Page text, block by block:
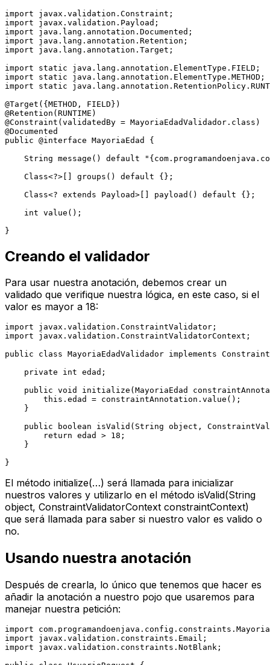
import
import
import
import
import java.lang.annotation.Target;
import
static
import
static
import
static
@Target({METHOD, FIELD})
@Retention(RUNTIME)
@Constraint(validatedBy = MayoriaEdadValidador.class)
@Documented
public @interface MayoriaEdad {
    String
message () default
    Class<?>[] groups()
default {};
    Class<?
extends Payload>[] payload() default {};
int value () ;
Creando el validador
Para usar nuestra anotación, debemos crear un
validado que verifique nuestra lógica, en este caso, si el
valor es mayor a 18:
import
import javax.validation.ConstraintValidatorContext;
public
class MayoriaEdadValidador implements
private
int edad;
public void initialize (MayoriaEdad
this .edad = constraintAnnotation.value();
    }
public
boolean isValid (String object,
return edad > 18 ;
    }
El método initialize(…) será llamada para inicializar
nuestros valores y utilizarlo en el método isValid(String
object, ConstraintValidatorContext constraintContext)
que será llamada para saber si nuestro valor es valido o
no.
Usando nuestra anotación
Después de crearla, lo único que tenemos que hacer es
añadir la anotación a nuestro pojo que usaremos para
manejar nuestra petición:
import
import
import javax.validation.constraints.NotBlank;